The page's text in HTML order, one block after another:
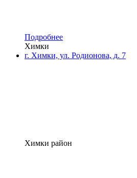
Подробнее
Химки
г. Химки, ул. Родионова, д. 7
Химки район